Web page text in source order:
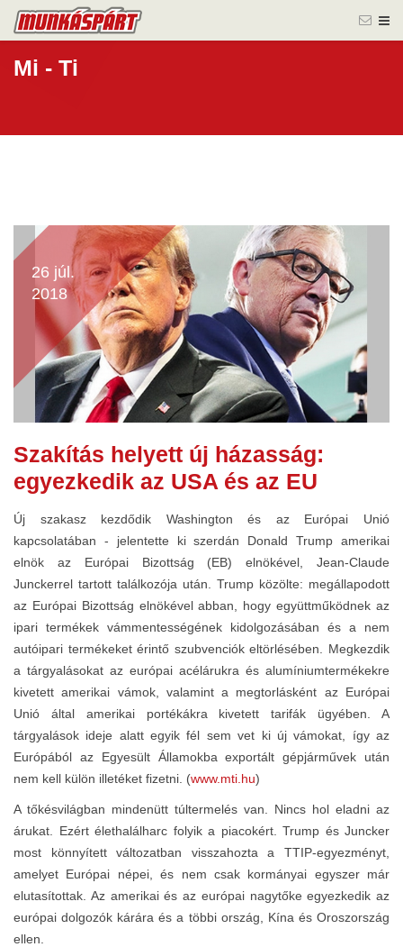
Mi - Ti
26 júl.
2018
Szakítás helyett új házasság:
egyezkedik az USA és az EU
Új szakasz kezdődik Washington és az Európai Unió
kapcsolatában - jelentette ki szerdán Donald Trump amerikai
elnök az Európai Bizottság (EB) elnökével, Jean-Claude
Junckerrel tartott találkozója után. Trump közölte: megállapodott
az Európai Bizottság elnökével abban, hogy együttműködnek az
ipari termékek vámmentességének kidolgozásában és a nem
autóipari termékeket érintő szubvenciók eltörlésében. Megkezdik
a tárgyalásokat az európai acélárukra és alumíniumtermékekre
kivetett amerikai vámok, valamint a megtorlásként az Európai
Unió által amerikai portékákra kivetett tarifák ügyében. A
tárgyalások ideje alatt egyik fél sem vet ki új vámokat, így az
Európából az Egyesült Államokba exportált gépjárművek után
nem kell külön illetéket fizetni. (www.mti.hu)
A tőkésvilágban mindenütt túltermelés van. Nincs hol eladni az
árukat. Ezért élethalálharc folyik a piacokért. Trump és Juncker
most könnyített változatban visszahozta a TTIP-egyezményt,
amelyet Európai népei, és nem csak kormányai egyszer már
elutasítottak. Az amerikai és az európai nagytőke egyezkedik az
európai dolgozók kárára és a többi ország, Kína és Oroszország
ellen.